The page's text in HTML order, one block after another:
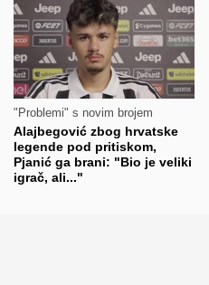
"Problemi" s novim brojem
Alajbegović zbog hrvatske
legende pod pritiskom,
Pjanić ga brani: "Bio je veliki
igrač, ali..."